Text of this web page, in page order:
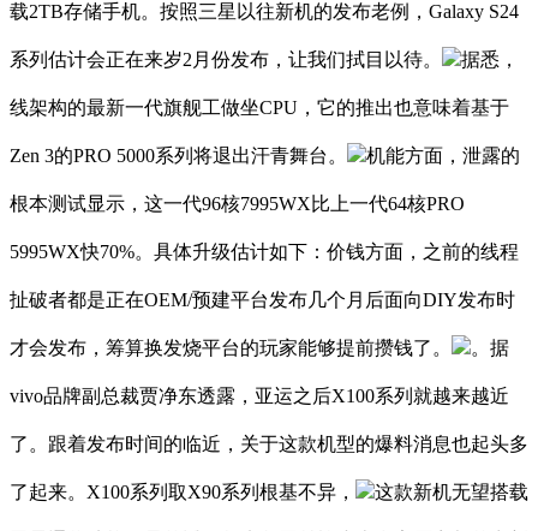
载2TB存储手机。按照三星以往新机的发布老例，Galaxy S24
系列估计会正在来岁2月份发布，让我们拭目以待。 据悉，
线架构的最新一代旗舰工做坐CPU，它的推出也意味着基于
Zen 3的PRO 5000系列将退出汗青舞台。 机能方面，泄露的
根本测试显示，这一代96核7995WX比上一代64核PRO
5995WX快70%。具体升级估计如下：价钱方面，之前的线程
扯破者都是正在OEM/预建平台发布几个月后面向DIY发布时
才会发布，筹算换发烧平台的玩家能够提前攒钱了。 。据
vivo品牌副总裁贾净东透露，亚运之后X100系列就越来越近
了。跟着发布时间的临近，关于这款机型的爆料消息也起头多
了起来。X100系列取X90系列根基不异， 这款新机无望搭载